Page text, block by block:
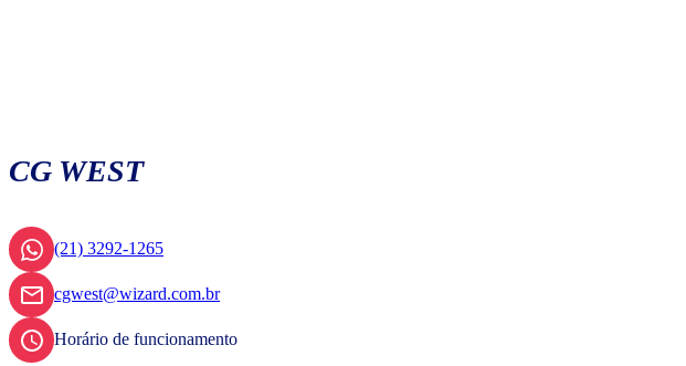
CG WEST
(21) 3292-1265
cgwest@wizard.com.br
Horário de funcionamento